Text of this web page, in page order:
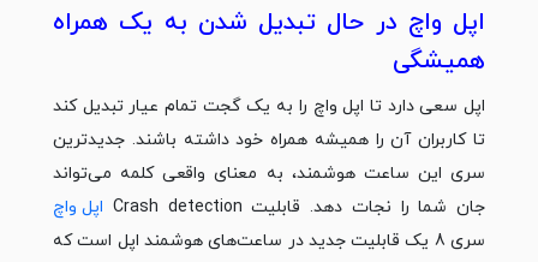
اپل واچ در حال تبدیل شدن به یک همراه
همیشگی
اپل سعی دارد تا اپل واچ را به یک گجت تمام عیار تبدیل کند
تا کاربران آن را همیشه همراه خود داشته باشند. جدیدترین
سری این ساعت هوشمند، به معنای واقعی کلمه می‌تواند
جان شما را نجات دهد. قابلیت Crash detection
اپل واچ
سری 8 یک قابلیت جدید در ساعت‌های هوشمند اپل است که